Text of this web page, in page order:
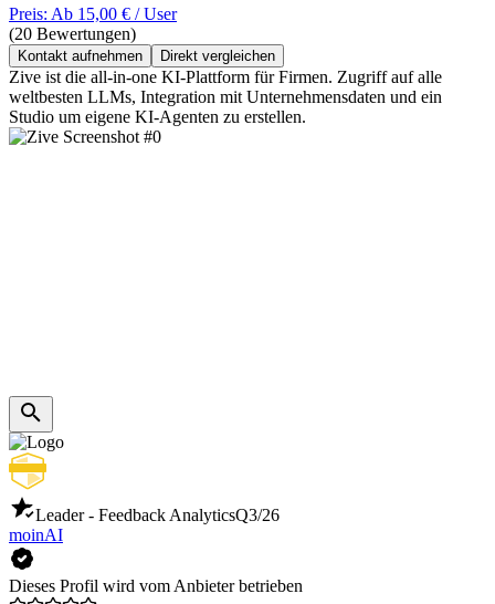
Preis: Ab 15,00 € / User
(20 Bewertungen)
Kontakt aufnehmen Direkt vergleichen
Zive ist die all-in-one KI-Plattform für Firmen. Zugriff auf alle
weltbesten LLMs, Integration mit Unternehmensdaten und ein
Studio um eigene KI-Agenten zu erstellen.
Leader - Feedback AnalyticsQ3/26
moinAI
Dieses Profil wird vom Anbieter betrieben